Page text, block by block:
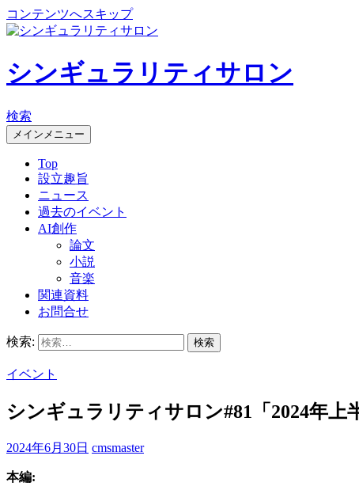
コンテンツへスキップ
シンギュラリティサロン
検索
メインメニュー
Top
設立趣旨
ニュース
過去のイベント
AI創作
論文
小説
音楽
関連資料
お問合せ
検索:
イベント
シンギュラリティサロン#81「2024年上
2024年6月30日 cmsmaster
本編: